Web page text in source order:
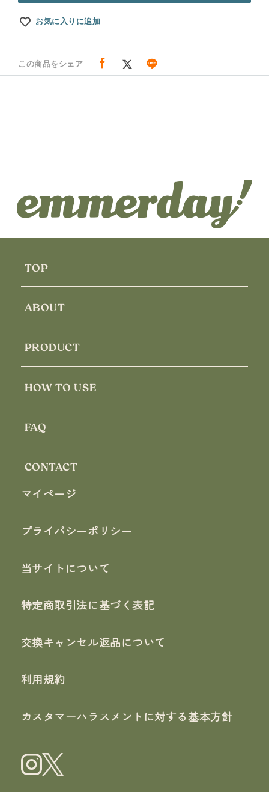
お気に入りに追加
この商品をシェア
TOP
ABOUT
PRODUCT
HOW TO USE
FAQ
CONTACT
マイページ
プライバシーポリシー
当サイトについて
特定商取引法に基づく表記
交換キャンセル返品について
利用規約
カスタマーハラスメントに対する基本方針